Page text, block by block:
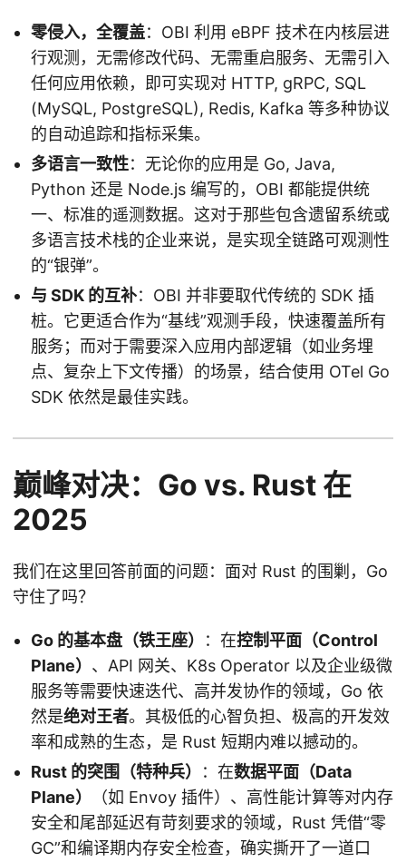
零侵入，全覆盖：OBI 利用 eBPF 技术在内核层进
行观测，无需修改代码、无需重启服务、无需引入
任何应用依赖，即可实现对 HTTP, gRPC, SQL
(MySQL, PostgreSQL), Redis, Kafka 等多种协议
的自动追踪和指标采集。
多语言一致性：无论你的应用是 Go, Java,
Python 还是 Node.js 编写的，OBI 都能提供统
一、标准的遥测数据。这对于那些包含遗留系统或
多语言技术栈的企业来说，是实现全链路可观测性
的“银弹”。
与 SDK 的互补：OBI 并非要取代传统的 SDK 插
桩。它更适合作为“基线”观测手段，快速覆盖所有
服务；而对于需要深入应用内部逻辑（如业务埋
点、复杂上下文传播）的场景，结合使用 OTel Go
SDK 依然是最佳实践。
巅峰对决：Go vs. Rust 在
2025
我们在这里回答前面的问题：面对 Rust 的围剿，Go
守住了吗？
Go 的基本盘（铁王座） ：在控制平面（Control
Plane） 、API 网关、K8s Operator 以及企业级微
服务等需要快速迭代、高并发协作的领域，Go 依
然是绝对王者。其极低的心智负担、极高的开发效
率和成熟的生态，是 Rust 短期内难以撼动的。
Rust 的突围（特种兵）
：在数据平面（Data
Plane）
（如 Envoy 插件）、高性能计算等对内存
安全和尾部延迟有苛刻要求的领域，Rust 凭借“零
GC”和编译期内存安全检查，确实撕开了一道口